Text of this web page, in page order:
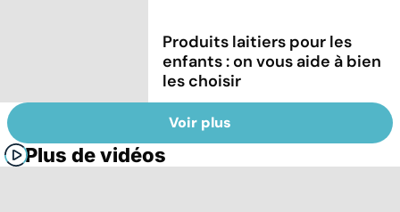
Produits laitiers pour les
enfants : on vous aide à bien
les choisir
Voir plus
Plus de vidéos